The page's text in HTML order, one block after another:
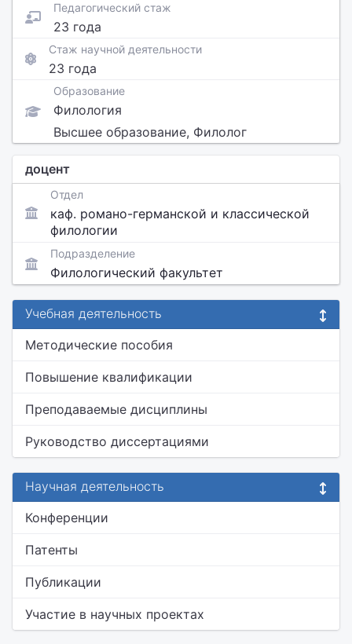
Педагогический стаж
23 года
Стаж научной деятельности
23 года
Образование
Филология
Высшее образование, Филолог
доцент
Отдел
каф. романо-германской и классической
филологии
Подразделение
Филологический факультет
Учебная деятельность
Методические пособия
Повышение квалификации
Преподаваемые дисциплины
Руководство диссертациями
Научная деятельность
Конференции
Патенты
Публикации
Участие в научных проектах